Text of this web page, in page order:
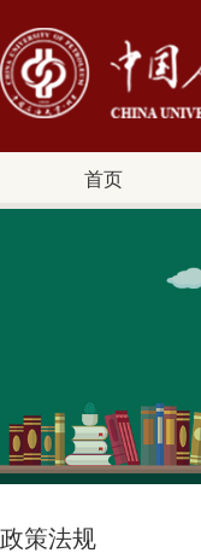
首页
政策法规